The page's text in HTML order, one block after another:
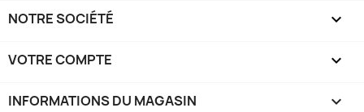
NOTRE SOCIÉTÉ 
VOTRE COMPTE 
INFORMATIONS DU MAGASIN keyboard_arrow_down